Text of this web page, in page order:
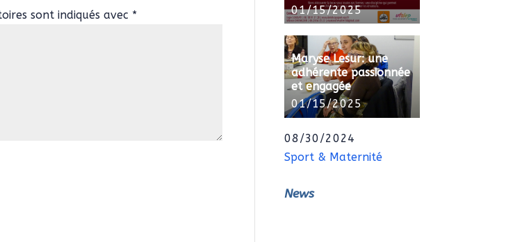
sont indiqués avec *
01/15/2025
Maryse Lesur: une
adhérente passionnée
et engagée
01/15/2025
08/30/2024
Sport & Maternité
News